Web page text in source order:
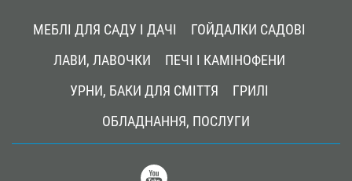
navigation
МЕБЛІ ДЛЯ САДУ І ДАЧІ
ГОЙДАЛКИ САДОВІ
ЛАВИ, ЛАВОЧКИ
ПЕЧІ І КАМІНОФЕНИ
УРНИ, БАКИ ДЛЯ СМІТТЯ
ГРИЛІ
ОБЛАДНАННЯ, ПОСЛУГИ